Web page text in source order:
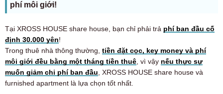
phí môi giới!
Tại XROSS HOUSE share house, bạn chỉ phải trả phí ban đầu cố
định 30.000 yên!
Trong thuê nhà thông thường, tiền đặt cọc, key money và phí
môi giới đều bằng một tháng tiền thuê , vì vậy nếu thực sự
muốn giảm chi phí ban đầu , XROSS HOUSE share house và
furnished apartment là lựa chọn tốt nhất.